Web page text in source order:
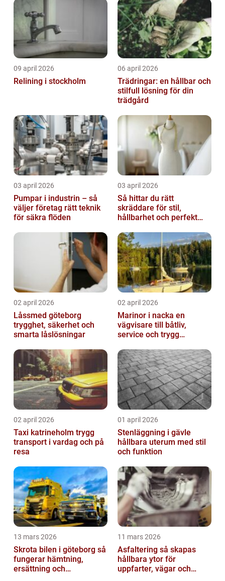
09 april 2026
Relining i stockholm
06 april 2026
Trädringar: en hållbar och
stilfull lösning för din
trädgård
03 april 2026
Pumpar i industrin – så
väljer företag rätt teknik
för säkra flöden
03 april 2026
Så hittar du rätt
skräddare för stil,
hållbarhet och perfekt
02 april 2026
Låssmed göteborg
trygghet, säkerhet och
smarta låslösningar
02 april 2026
Marinor i nacka en
vägvisare till båtliv,
service och trygg
02 april 2026
Taxi katrineholm trygg
transport i vardag och på
resa
01 april 2026
Stenläggning i gävle
hållbara uterum med stil
och funktion
13 mars 2026
Skrota bilen i göteborg så
fungerar hämtning,
ersättning och
11 mars 2026
Asfaltering så skapas
hållbara ytor för
uppfarter, vägar och